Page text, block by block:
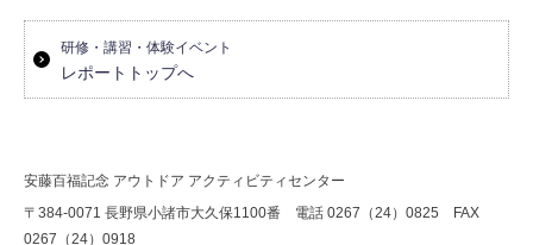
研修・講習・体験イベント
レポートトップへ
安藤百福記念 アウトドア アクティビティセンター
〒384-0071 長野県小諸市大久保1100番 電話 0267（24）0825 FAX
0267（24）0918